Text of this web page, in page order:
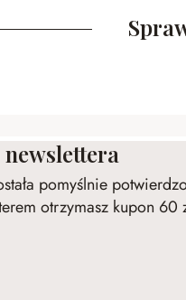
pomyślnie
otrzymasz kupon 60